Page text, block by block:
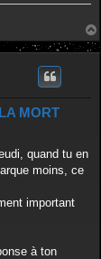
MORT
quand tu en
moins, ce
important
à ton